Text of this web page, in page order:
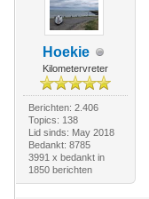
Hoekie
Kilometervreter
Berichten: 2.406
Topics: 138
Lid sinds: May 2018
Bedankt: 8785
3991 x bedankt in
1850 berichten